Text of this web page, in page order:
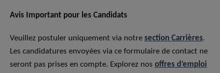
Avis Important pour les Candidats
Veuillez postuler uniquement via notre section Carrières.
Les candidatures envoyées via ce formulaire de contact ne
seront pas prises en compte. Explorez nos offres d’emploi